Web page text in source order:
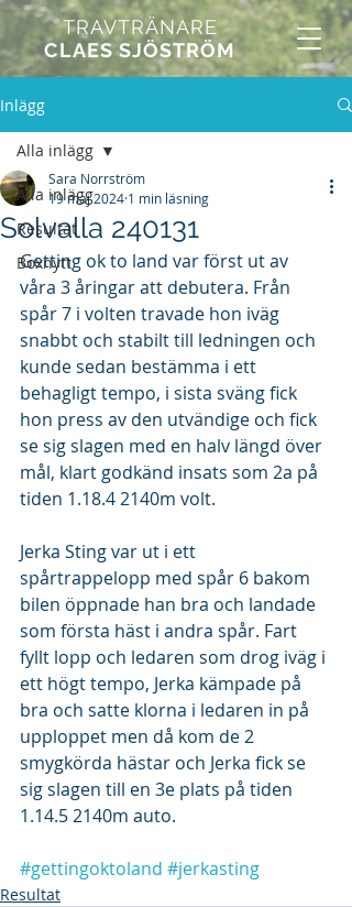
TRAVTRÄNARE
CLAES SJÖSTRÖM
Inlägg
Alla inlägg
Resultat
Boxnytt
Alla inlägg
Solvalla 240131
Sara Norrström
19 maj 2024 1 min läsning
Getting ok to land var först ut av
våra 3 åringar att debutera. Från
spår 7 i volten travade hon iväg
snabbt och stabilt till ledningen och
kunde sedan bestämma i ett
behagligt tempo, i sista sväng fick
hon press av den utvändige och fick
se sig slagen med en halv längd över
mål, klart godkänd insats som 2a på
tiden 1.18.4 2140m volt.
Jerka Sting var ut i ett
spårtrappelopp med spår 6 bakom
bilen öppnade han bra och landade
som första häst i andra spår. Fart
fyllt lopp och ledaren som drog iväg i
ett högt tempo, Jerka kämpade på
bra och satte klorna i ledaren in på
upploppet men då kom de 2
smygkörda hästar och Jerka fick se
sig slagen till en 3e plats på tiden
1.14.5 2140m auto.
#gettingoktoland #jerkasting
Resultat